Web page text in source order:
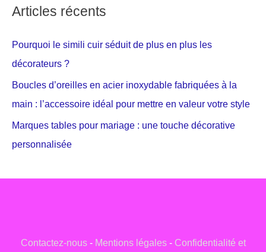
Articles récents
Pourquoi le simili cuir séduit de plus en plus les
décorateurs ?
Boucles d’oreilles en acier inoxydable fabriquées à la
main : l’accessoire idéal pour mettre en valeur votre style
Marques tables pour mariage : une touche décorative
personnalisée
Contactez-nous- Mentions légales- Confidentialité et